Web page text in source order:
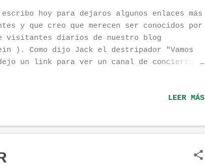
hoy para dejaros algunos enlaces más
y que creo que merecen ser conocidos por
visitantes diarios de nuestro blog
). Como dijo Jack el destripador "Vamos
un link para ver un canal de conciertos
que deje de links . Primero bajaos y ved
arte. SUBDIVX 3. Zapas: este va
llevaba Mike cuando hacía esos increíbles
LEER MÁS